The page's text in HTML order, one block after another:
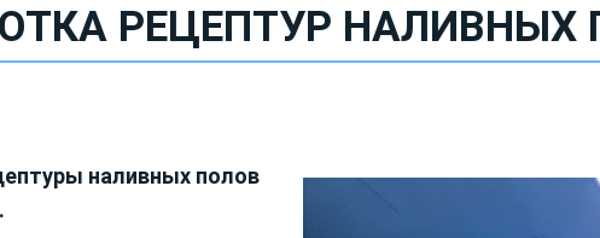
РЕЦЕПТУР НАЛИВНЫХ
наливных полов